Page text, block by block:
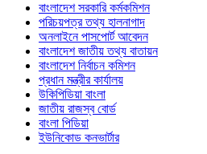
বাংলাদেশ সরকারি কর্মকমিশন
পরিচয়পত্র তথ্য হালনাগাদ
অনলাইনে পাসপোর্ট আবেদন
বাংলাদেশ জাতীয় তথ্য বাতায়ন
বাংলাদেশ নির্বাচন কমিশন
প্রধান মন্ত্রীর কার্যালয়
উকিপিডিয়া বাংলা
জাতীয় রাজস্ব বোর্ড
বাংলা পিডিয়া
ইউনিকোড কনভার্টার